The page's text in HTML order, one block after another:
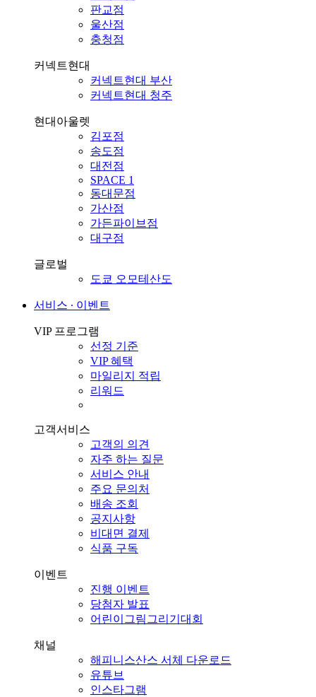
판교점
울산점
충청점
커넥트현대
커넥트현대 부산
커넥트현대 청주
현대아울렛
김포점
송도점
대전점
SPACE 1
동대문점
가산점
가든파이브점
대구점
글로벌
도쿄 오모테산도
서비스 ∙ 이벤트
VIP 프로그램
선정 기준
VIP 혜택
마일리지 적립
리워드
고객서비스
고객의 의견
자주 하는 질문
서비스 안내
주요 문의처
배송 조회
공지사항
비대면 결제
식품 구독
이벤트
진행 이벤트
당첨자 발표
어린이그림그리기대회
채널
해피니스산스 서체 다운로드
유튜브
인스타그램